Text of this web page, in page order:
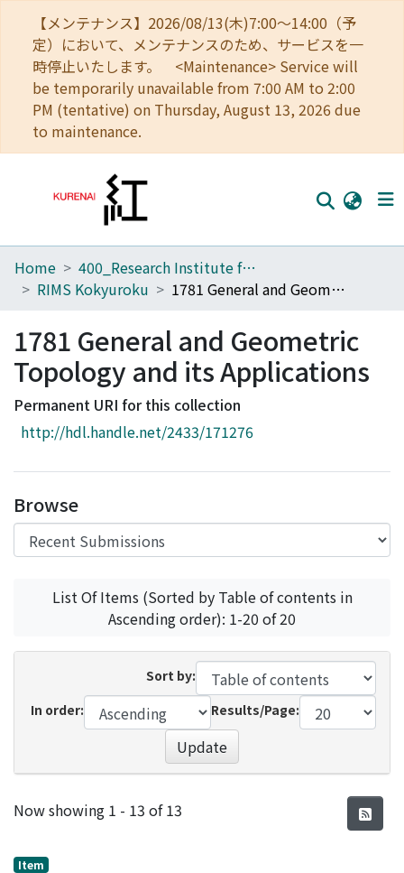
【メンテナンス】2026/08/13(木)7:00～14:00（予
定）において、メンテナンスのため、サービスを一
時停止いたします。 <Maintenance> Service will
be temporarily unavailable from 7:00 AM to 2:00
PM (tentative) on Thursday, August 13, 2026 due
to maintenance.
Home
Browse
Download Ranking
Access Statistics
Home
400_Research Institute for Mathematical Sciences
RIMS Kokyuroku
1781 General and Geometric Topology and its Applications
1781 General and Geometric
Topology and its Applications
Permanent URI for this collection
http://hdl.handle.net/2433/171276
Browse
List Of Items (Sorted by Table of contents in
Ascending order): 1-20 of 20
Sort by:
In order:
Results/Page:
Update
Recent Submissions
Now showing 1 - 13 of 13
Item